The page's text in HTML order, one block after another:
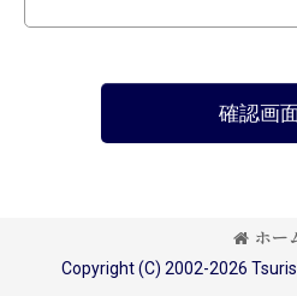
確認画
ホー
Copyright (C) 2002-2026